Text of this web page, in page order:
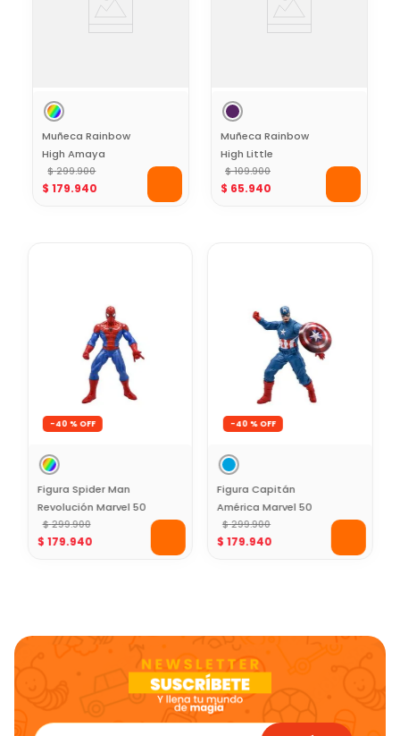
Muñeca Rainbow
High Amaya
Cristales Creativos
con Moldes y
$ 299.900
$ 179.940
Muñeca Rainbow
High Little
Amethyst Estilo
Morado Glam con
$ 109.900
$ 65.940
-40 %
Figura Spider Man
Revolución Marvel 50
Cms
$ 299.900
$ 179.940
-40 %
Figura Capitán
América Marvel 50
Cms
$ 299.900
$ 179.940